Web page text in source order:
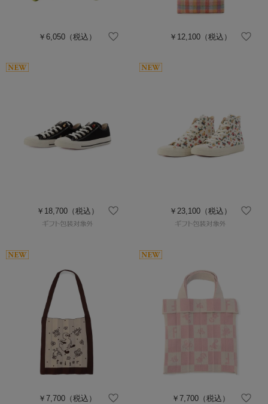
￥6,050 （税込） ￥12,100 （税込）
￥18,700（税込） ￥23,100 （税込）
￥7,700 （税込） ￥7,700（税込）